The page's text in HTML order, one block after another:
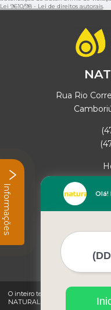
Lei 9610/98 - Lei de direitos autorais.
Rua Rio
O inteiro teor deste site está
NATURAL GAS (Lei 9610 de 19/02/
Olá!
Informações